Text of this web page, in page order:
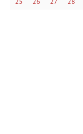
25
26 27 28